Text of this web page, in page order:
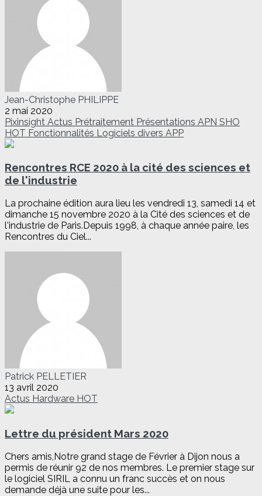
Jean-Christophe PHILIPPE
2 mai 2020
Pixinsight Actus Prétraitement Présentations APN SHO
HOT Fonctionnalités Logiciels divers APP
Rencontres RCE 2020 à la cité des sciences et
de l'industrie
La prochaine édition aura lieu les vendredi 13, samedi 14 et
dimanche 15 novembre 2020 à la Cité des sciences et de
l'industrie de Paris.Depuis 1998, à chaque année paire, les
Rencontres du Ciel...
Patrick PELLETIER
13 avril 2020
Actus Hardware HOT
Lettre du président Mars 2020
Chers amis,Notre grand stage de Février à Dijon nous a
permis de réunir 92 de nos membres. Le premier stage sur
le logiciel SIRIL a connu un franc succès et on nous
demande déjà une suite pour les...